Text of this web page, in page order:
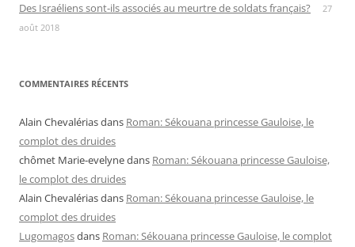
Des Israéliens sont-ils associés au meurtre de soldats français?
27
août 2018
COMMENTAIRES RÉCENTS
Alain Chevalériasdans Roman: Sékouana princesse Gauloise, le
complot des druides
chômet Marie-evelynedans Roman: Sékouana princesse Gauloise,
le complot des druides
Alain Chevalériasdans Roman: Sékouana princesse Gauloise, le
complot des druides
Lugomagosdans Roman: Sékouana princesse Gauloise, le complot